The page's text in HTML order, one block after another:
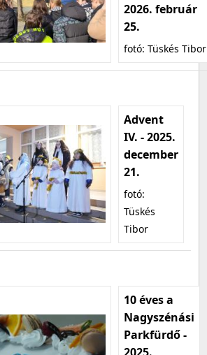
2026. február
25.
fotó: Tüskés Tibor
Advent
IV. - 2025.
december
21.
fotó:
Tüskés
Tibor
10 éves a
Nagyszénási
Parkfürdő -